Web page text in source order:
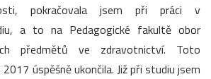
pokračovala jsem při práci v
a to na Pedagogické fakultě obor
předmětů ve zdravotnictví. Toto
úspěšně ukončila. Již při studiu jsem